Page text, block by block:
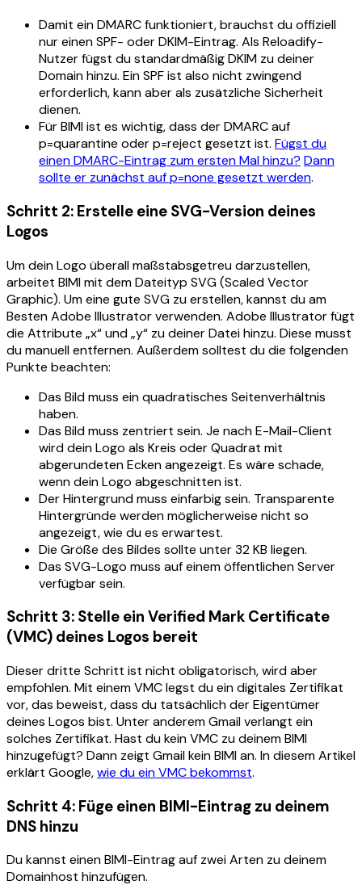
Damit ein DMARC funktioniert, brauchst du offiziell
nur einen SPF- oder DKIM-Eintrag. Als Reloadify-
Nutzer fügst du standardmäßig DKIM zu deiner
Domain hinzu. Ein SPF ist also nicht zwingend
erforderlich, kann aber als zusätzliche Sicherheit
dienen.
Für BIMI ist es wichtig, dass der DMARC auf
p=quarantine oder p=reject gesetzt ist. Fügst du
einen DMARC-Eintrag zum ersten Mal hinzu? Dann
sollte er zunächst auf p=none gesetzt werden.
Schritt 2: Erstelle eine SVG-Version deines
Logos
Um dein Logo überall maßstabsgetreu darzustellen,
arbeitet BIMI mit dem Dateityp SVG (Scaled Vector
Graphic). Um eine gute SVG zu erstellen, kannst du am
Besten Adobe Illustrator verwenden. Adobe Illustrator fügt
die Attribute „x“ und „y“ zu deiner Datei hinzu. Diese musst
du manuell entfernen. Außerdem solltest du die folgenden
Punkte beachten:
Das Bild muss ein quadratisches Seitenverhältnis
haben.
Das Bild muss zentriert sein. Je nach E-Mail-Client
wird dein Logo als Kreis oder Quadrat mit
abgerundeten Ecken angezeigt. Es wäre schade,
wenn dein Logo abgeschnitten ist.
Der Hintergrund muss einfarbig sein. Transparente
Hintergründe werden möglicherweise nicht so
angezeigt, wie du es erwartest.
Die Größe des Bildes sollte unter 32 KB liegen.
Das SVG-Logo muss auf einem öffentlichen Server
verfügbar sein.
Schritt 3: Stelle ein Verified Mark Certificate
(VMC) deines Logos bereit
Dieser dritte Schritt ist nicht obligatorisch, wird aber
empfohlen. Mit einem VMC legst du ein digitales Zertifikat
vor, das beweist, dass du tatsächlich der Eigentümer
deines Logos bist. Unter anderem Gmail verlangt ein
solches Zertifikat. Hast du kein VMC zu deinem BIMI
hinzugefügt? Dann zeigt Gmail kein BIMI an. In diesem Artikel
erklärt Google,wie du ein VMC bekommst.
Schritt 4: Füge einen BIMI-Eintrag zu deinem
DNS hinzu
Du kannst einen BIMI-Eintrag auf zwei Arten zu deinem
Domainhost hinzufügen.